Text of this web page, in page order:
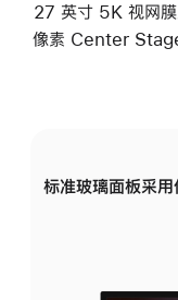
27 英寸 5K 视网膜
像素 Center Stage
标准玻璃面板采用